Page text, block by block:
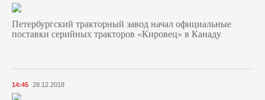
Петербургский тракторный завод начал официальные
поставки серийных тракторов «Кировец» в Канаду
14:45 28.12.2018